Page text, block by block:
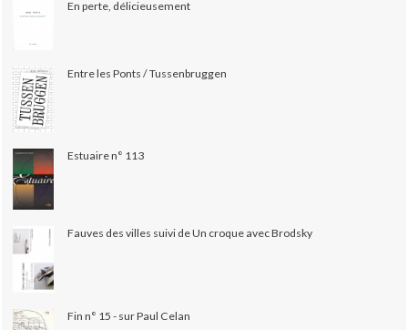
En perte, délicieusement
Entre les Ponts / Tussenbruggen
Estuaire n° 113
Fauves des villes suivi de Un croque avec Brodsky
Fin n° 15 - sur Paul Celan